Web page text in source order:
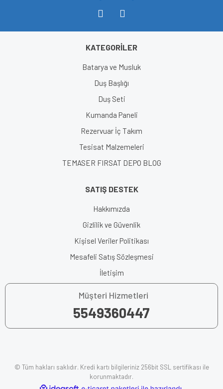
Gönder
KATEGORİLER
Batarya ve Musluk
Duş Başlığı
Duş Seti
Kumanda Paneli
Rezervuar İç Takım
Tesisat Malzemeleri
TEMASER FIRSAT DEPO BLOG
SATIŞ DESTEK
Hakkımızda
Gizlilik ve Güvenlik
Kişisel Veriler Politikası
Mesafeli Satış Sözleşmesi
İletişim
Müşteri Hizmetleri
5549360447
© Tüm hakları saklıdır. Kredi kartı bilgileriniz 256bit SSL sertifikası ile
korunmaktadır.